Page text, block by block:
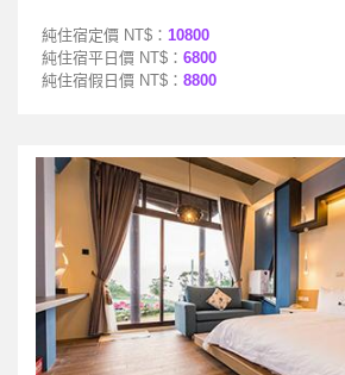
純住宿定價 NT$： 10800
純住宿平日價 NT$： 6800
純住宿假日價 NT$： 8800